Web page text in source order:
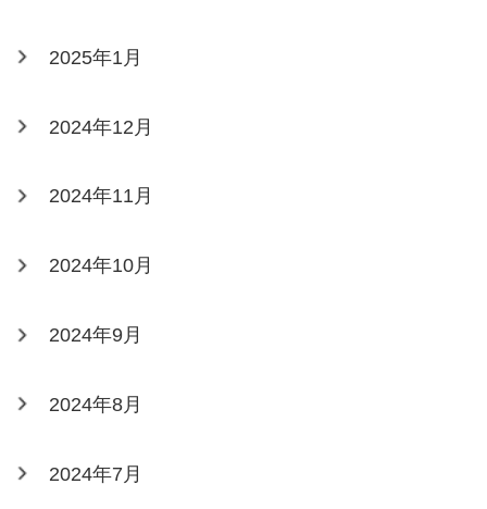
2025年1月
2024年12月
2024年11月
2024年10月
2024年9月
2024年8月
2024年7月